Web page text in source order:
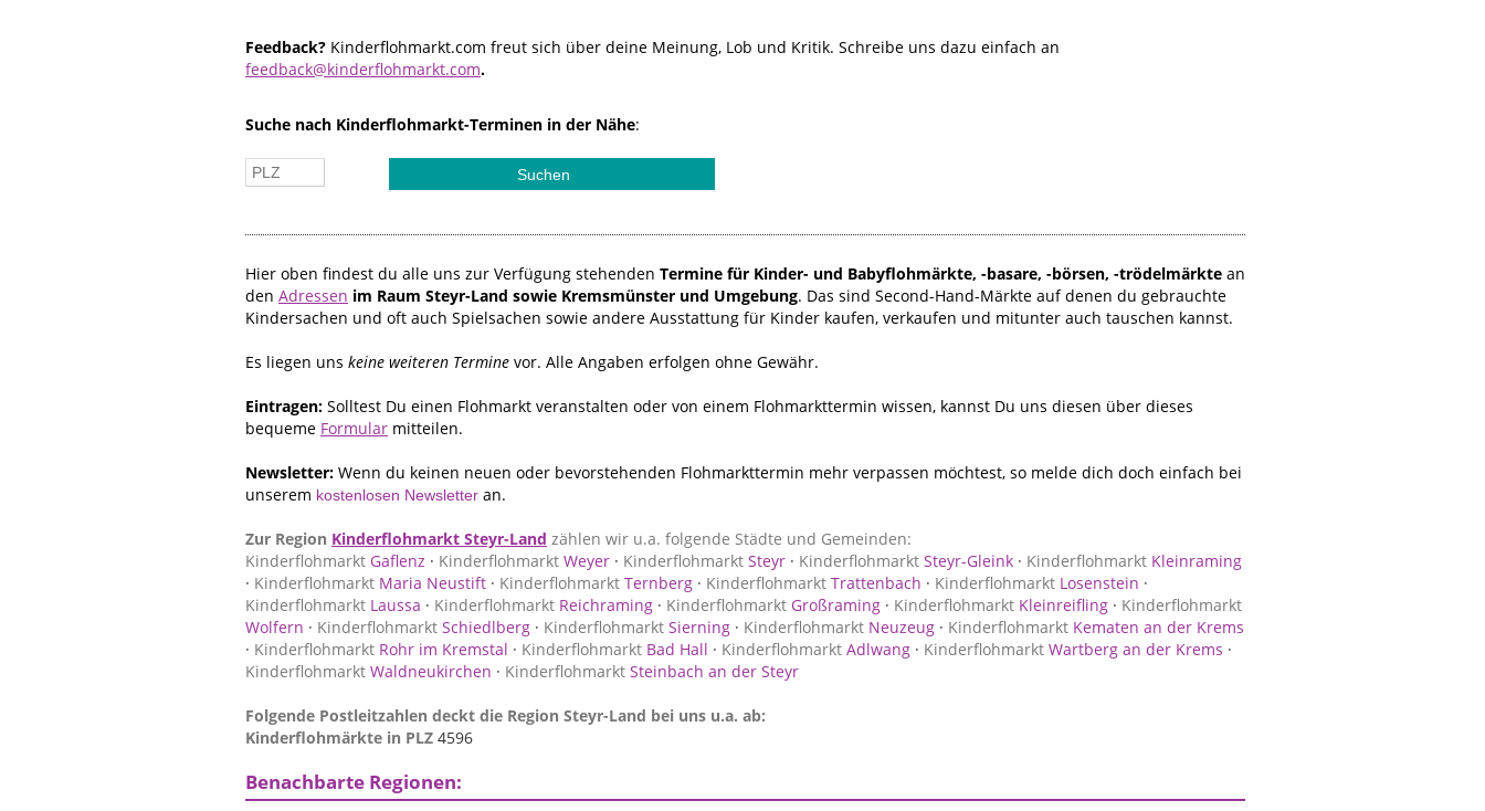
Feedback? Kinderflohmarkt.com freut sich über deine Meinung, Lob und Kritik. Schreibe uns dazu einfach an
feedback@kinderflohmarkt.com.
Suche nach Kinderflohmarkt-Terminen in der Nähe:
Hier oben findest du alle uns zur Verfügung stehenden Termine für Kinder- und Babyflohmärkte, -basare, -börsen, -trödelmärkte an
den Adressen im Raum Steyr-Land sowie Kremsmünster und Umgebung. Das sind Second-Hand-Märkte auf denen du gebrauchte
Kindersachen und oft auch Spielsachen sowie andere Ausstattung für Kinder kaufen, verkaufen und mitunter auch tauschen kannst.
Es liegen uns keine weiteren Termine vor. Alle Angaben erfolgen ohne Gewähr.
Eintragen: Solltest Du einen Flohmarkt veranstalten oder von einem Flohmarkttermin wissen, kannst Du uns diesen über dieses
bequeme Formular mitteilen.
Newsletter: Wenn du keinen neuen oder bevorstehenden Flohmarkttermin mehr verpassen möchtest, so melde dich doch einfach bei
unserem kostenlosen Newsletter an.
Zur Region Kinderflohmarkt Steyr-Land zählen wir u.a. folgende Städte und Gemeinden:
Kinderflohmarkt Gaflenz · Kinderflohmarkt Weyer · Kinderflohmarkt Steyr · Kinderflohmarkt Steyr-Gleink · Kinderflohmarkt Kleinraming
· Kinderflohmarkt Maria Neustift · Kinderflohmarkt Ternberg · Kinderflohmarkt Trattenbach · Kinderflohmarkt Losenstein ·
Kinderflohmarkt Laussa · Kinderflohmarkt Reichraming · Kinderflohmarkt Großraming · Kinderflohmarkt Kleinreifling · Kinderflohmarkt
Wolfern · Kinderflohmarkt Schiedlberg · Kinderflohmarkt Sierning · Kinderflohmarkt Neuzeug · Kinderflohmarkt Kematen an der Krems
· Kinderflohmarkt Rohr im Kremstal · Kinderflohmarkt Bad Hall · Kinderflohmarkt Adlwang · Kinderflohmarkt Wartberg an der Krems ·
Kinderflohmarkt Waldneukirchen · Kinderflohmarkt Steinbach an der Steyr
Folgende Postleitzahlen deckt die Region Steyr-Land bei uns u.a. ab:
Kinderflohmärkte in PLZ 4596
Benachbarte Regionen: